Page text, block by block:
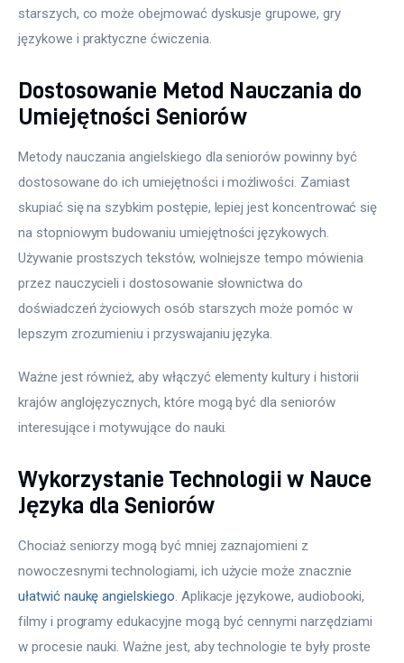
starszych, co może obejmować dyskusje grupowe, gry
językowe i praktyczne ćwiczenia.
Dostosowanie Metod Nauczania do
Umiejętności Seniorów
Metody nauczania angielskiego dla seniorów powinny być
dostosowane do ich umiejętności i możliwości. Zamiast
skupiać się na szybkim postępie, lepiej jest koncentrować się
na stopniowym budowaniu umiejętności językowych.
Używanie prostszych tekstów, wolniejsze tempo mówienia
przez nauczycieli i dostosowanie słownictwa do
doświadczeń życiowych osób starszych może pomóc w
lepszym zrozumieniu i przyswajaniu języka.
Ważne jest również, aby włączyć elementy kultury i historii
krajów anglojęzycznych, które mogą być dla seniorów
interesujące i motywujące do nauki.
Wykorzystanie Technologii w Nauce
Języka dla Seniorów
Chociaż seniorzy mogą być mniej zaznajomieni z
nowoczesnymi technologiami, ich użycie może znacznie
ułatwić naukę angielskiego. Aplikacje językowe, audiobooki,
filmy i programy edukacyjne mogą być cennymi narzędziami
w procesie nauki. Ważne jest, aby technologie te były proste